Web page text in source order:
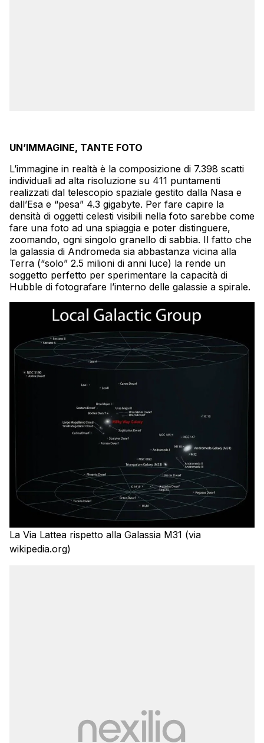
UN’IMMAGINE, TANTE FOTO
L’immagine in realtà è la composizione di 7.398 scatti
individuali ad alta risoluzione su 411 puntamenti
realizzati dal telescopio spaziale gestito dalla Nasa e
dall’Esa e “pesa” 4.3 gigabyte. Per fare capire la
densità di oggetti celesti visibili nella foto sarebbe come
fare una foto ad una spiaggia e poter distinguere,
zoomando, ogni singolo granello di sabbia. Il fatto che
la galassia di Andromeda sia abbastanza vicina alla
Terra (“solo” 2.5 milioni di anni luce) la rende un
soggetto perfetto per sperimentare la capacità di
Hubble di fotografare l’interno delle galassie a spirale.
La Via Lattea rispetto alla Galassia M31 (via
wikipedia.org)